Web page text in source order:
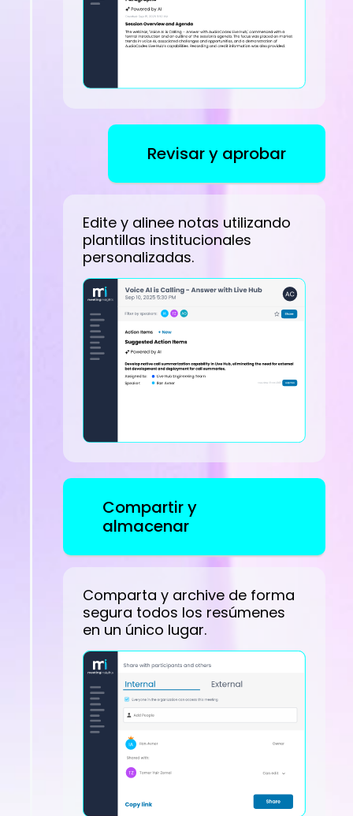
Revisar y aprobar
Edite y alinee notas utilizando
plantillas institucionales
personalizadas.
Compartir y
almacenar
Comparta y archive de forma
segura todos los resúmenes
en un único lugar.